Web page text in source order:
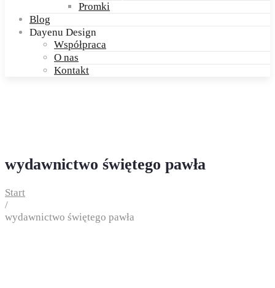
Promki
Blog
Dayenu Design
Współpraca
O nas
Kontakt
wydawnictwo świętego pawła
Start
/
wydawnictwo świętego pawła